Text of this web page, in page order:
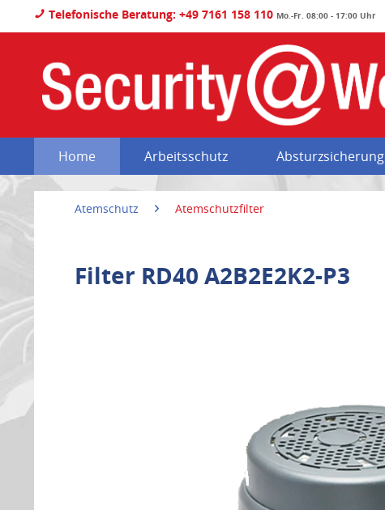
Telefonische Beratung: +49 7161 158 110 Mo.-Fr. 08:00 - 17:00 Uhr
Home Arbeitsschutz Absturzsicherung
Atemschutz Atemschutzfilter
Filter RD40 A2B2E2K2-P3